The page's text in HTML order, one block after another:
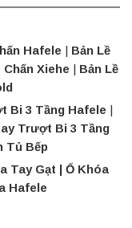
Hafele
Bản Lề
Chấn Xiehe
Bản Lề
Bi 3 Tầng Hafele
Trượt Bi 3 Tầng
Tủ Bếp
Tay Gạt | Ổ Khóa
Hafele